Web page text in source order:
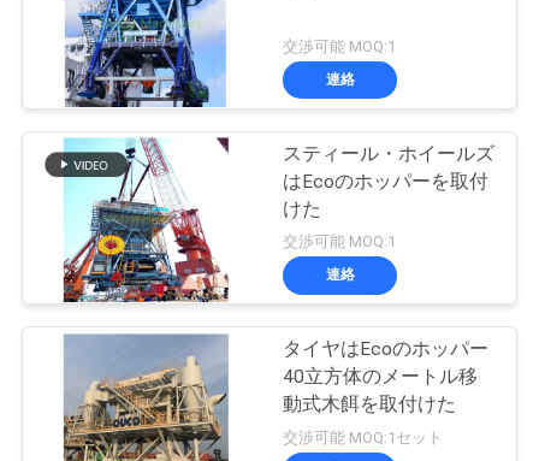
交渉可能 MOQ:1
連絡
スティール・ホイールズ
はEcoのホッパーを取付
けた
交渉可能 MOQ:1
連絡
タイヤはEcoのホッパー
40立方体のメートル移
動式木餌を取付けた
交渉可能 MOQ:1セット